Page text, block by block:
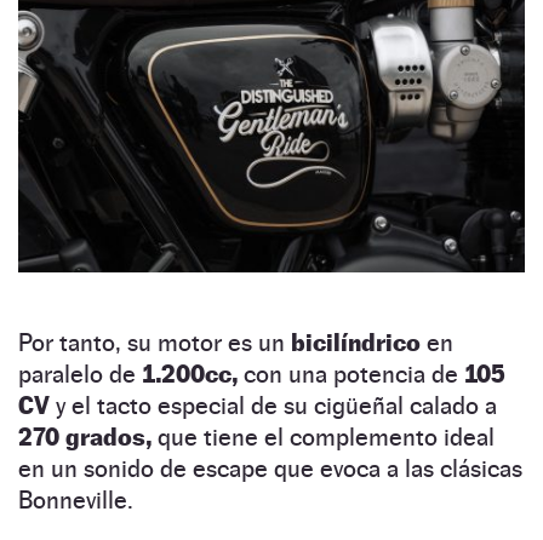
Por tanto, su motor es un bicilíndrico en
paralelo de 1.200cc, con una potencia de 105
CV y el tacto especial de su cigüeñal calado a
270 grados, que tiene el complemento ideal
en un sonido de escape que evoca a las clásicas
Bonneville.